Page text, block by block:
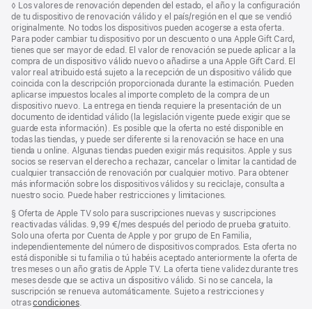
Nota
a
pie
de
página
◊ Los valores de renovación dependen del estado, el año y la configuración
de tu dispositivo de renovación válido y el país/región en el que se vendió
originalmente. No todos los dispositivos pueden acogerse a esta oferta.
Para poder cambiar tu dispositivo por un descuento o una Apple Gift Card,
tienes que ser mayor de edad. El valor de renovación se puede aplicar a la
compra de un dispositivo válido nuevo o añadirse a una Apple Gift Card. El
valor real atribuido está sujeto a la recepción de un dispositivo válido que
coincida con la descripción proporcionada durante la estimación. Pueden
aplicarse impuestos locales al importe completo de la compra de un
dispositivo nuevo. La entrega en tienda requiere la presentación de un
documento de identidad válido (la legislación vigente puede exigir que se
guarde esta información). Es posible que la oferta no esté disponible en
todas las tiendas, y puede ser diferente si la renovación se hace en una
tienda u online. Algunas tiendas pueden exigir más requisitos. Apple y sus
socios se reservan el derecho a rechazar, cancelar o limitar la cantidad de
cualquier transacción de renovación por cualquier motivo. Para obtener
más información sobre los dispositivos válidos y su reciclaje, consulta a
nuestro socio. Puede haber restricciones y limitaciones.
Nota
a
pie
de
página
§ Oferta de Apple TV solo para suscripciones nuevas y suscripciones
reactivadas válidas. 9,99 €/mes después del periodo de prueba gratuito.
Solo una oferta por Cuenta de Apple y por grupo de En Familia,
independientemente del número de dispositivos comprados. Esta oferta no
está disponible si tu familia o tú habéis aceptado anteriormente la oferta de
tres meses o un año gratis de Apple TV. La oferta tiene validez durante tres
meses desde que se activa un dispositivo válido. Si no se cancela, la
suscripción se renueva automáticamente. Sujeto a restricciones y
otrascondiciones.